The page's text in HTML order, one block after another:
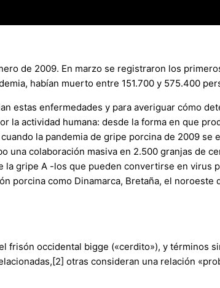
de 2009. En marzo se registraron los
habían muerto entre 151.700 y 575.400
estas enfermedades y para averiguar cómo
la actividad humana: desde la forma en que
la pandemia de gripe porcina de 2009 se
una colaboración masiva en 2.500 granjas de
gripe A -los que pueden convertirse en virus
porcina como Dinamarca, Bretaña, el noroeste
frisón occidental bigge («cerdito»), y términos
otras consideran una relación